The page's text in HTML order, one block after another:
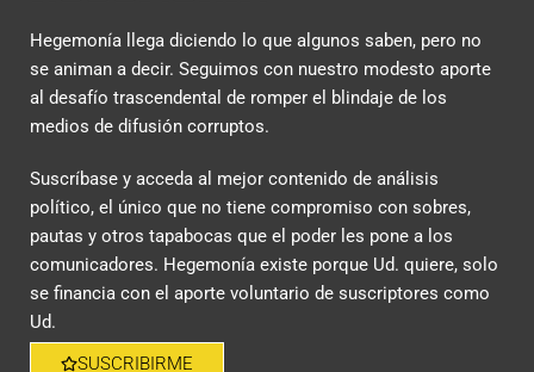
Hegemonía llega diciendo lo que algunos saben, pero no
se animan a decir. Seguimos con nuestro modesto aporte
al desafío trascendental de romper el blindaje de los
medios de difusión corruptos.
Suscríbase y acceda al mejor contenido de análisis
político, el único que no tiene compromiso con sobres,
pautas y otros tapabocas que el poder les pone a los
comunicadores. Hegemonía existe porque Ud. quiere, solo
se financia con el aporte voluntario de suscriptores como
Ud.
SUSCRIBIRME